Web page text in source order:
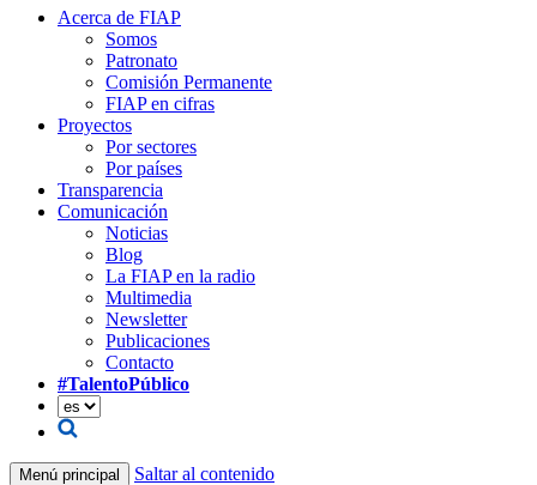
Acerca de FIAP
Somos
Patronato
Comisión Permanente
FIAP en cifras
Proyectos
Por sectores
Por países
Transparencia
Comunicación
Noticias
Blog
La FIAP en la radio
Multimedia
Newsletter
Publicaciones
Contacto
#TalentoPúblico
Menú principal Saltar al contenido